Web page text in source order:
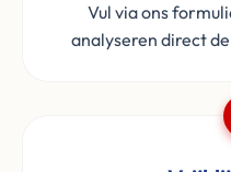
Vul via ons
analyseren direct